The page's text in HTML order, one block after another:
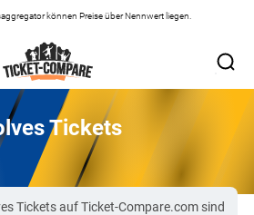
können Preise über Nennwert liegen.
Tickets
Tickets auf Ticket-Compare.com sind